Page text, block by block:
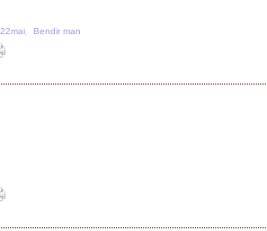
Bendir man